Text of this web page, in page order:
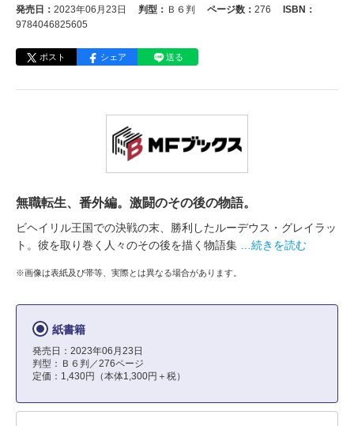
発売日： 2023年06月23日 判型： Ｂ６判 ページ数： 276
ISBN：
9784046825605
ポスト シェア 送る
無職転生、番外編。激闘のその後の物語。
ビヘイリル王国での決戦の末、勝利したルーデウス・グレイラッ
ト。彼を取り巻く人々のその後を描く物語集
…続きを読む
※画像は表紙及び帯等、実際とは異なる場合があります。
紙書籍
発売日：2023年06月23日
判型：Ｂ６判／276ページ
定価：1,430円（本体1,300円＋税）